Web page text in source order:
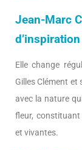
Jean-Marc
Elle change
Gilles Clément et
avec la nature
fleur,
et vivantes.